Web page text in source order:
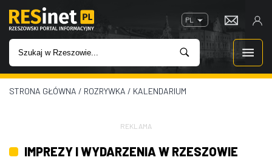
PL
WIADOMOŚCI
IMPREZY
STRONA GŁÓWNA / ROZRYWKA / KALENDARIUM
REKLAMA
IMPREZY I WYDARZENIA W RZESZOWIE